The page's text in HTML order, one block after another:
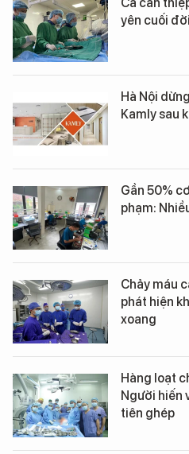
yên cuối đời
Hà Nội
Kamly sau
Gần 50%
phạm:
Chảy máu
phát hiện
xoang
Hàng loạt
Người hiến
tiên ghép